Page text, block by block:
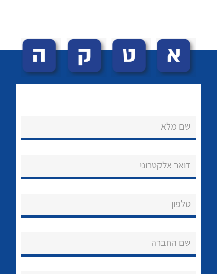
שאלות ותשובות
לכל מוצרי היצרן לכל מוצרי היצרן
שם מלא
דואר אלקטרוני
טלפון
שם החברה